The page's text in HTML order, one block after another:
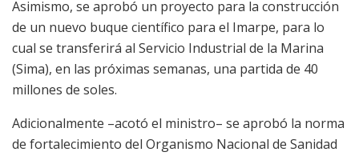
Asimismo, se aprobó un proyecto para la construcción
de un nuevo buque científico para el Imarpe, para lo
cual se transferirá al Servicio Industrial de la Marina
(Sima), en las próximas semanas, una partida de 40
millones de soles.
Adicionalmente –acotó el ministro– se aprobó la norma
de fortalecimiento del Organismo Nacional de Sanidad